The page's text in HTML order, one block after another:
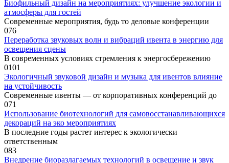
Биофильный дизайн на мероприятиях: улучшение экологии и
атмосферы для гостей
Современные мероприятия, будь то деловые конференции
076
Переработка звуковых волн и вибраций ивента в энергию для
освещения сцены
В современных условиях стремления к энергосбережению
0101
Экологичный звуковой дизайн и музыка для ивентов влияние
на устойчивость
Современные ивенты — от корпоративных конференций до
071
Использование биотехнологий для самовосстанавливающихся
декораций на эко мероприятиях
В последние годы растет интерес к экологически
ответственным
083
Внедрение биоразлагаемых технологий в освещение и звук